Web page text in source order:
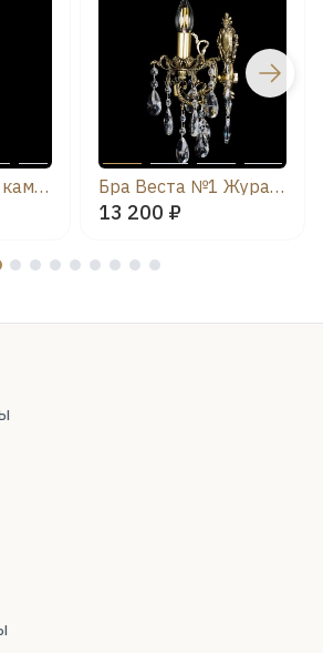
Бра Веста №1 с камнем лучик Бра Веста №1 Журавлик
13 200 ₽